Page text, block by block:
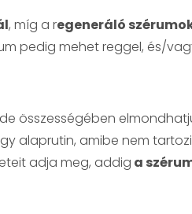
, míg a regeneráló
pedig mehet reggel, és/
összességében
alaprutin, amibe nem
adja meg, addig a